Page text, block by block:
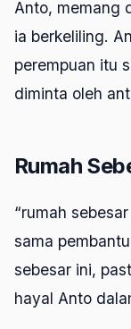
Anto, memang
ia berkeliling.
perempuan itu
diminta oleh
Rumah
“rumah
sama
sebesar ini,
hayal Anto